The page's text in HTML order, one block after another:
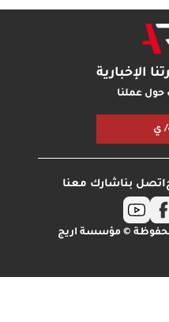
شارك معنا
مؤسسة اريج